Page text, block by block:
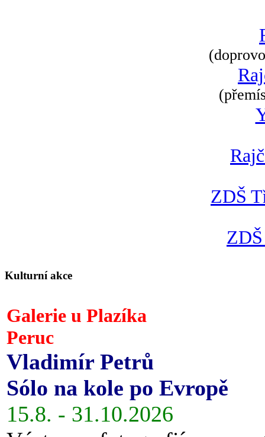
ZDŠ
Kulturní akce
Galerie u Plazíka
Peruc
Vladimír Petrů
Sólo na kole po Evropě
15.8. - 31.10.2026